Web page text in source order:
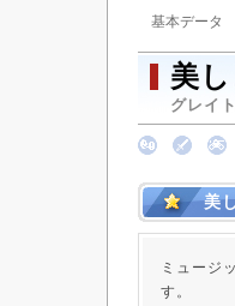
基本データ
美
グレイ
美
ミュージ
す。